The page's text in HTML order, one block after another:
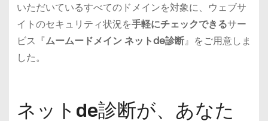
いただいているすべてのドメインを対象に、ウェブサ
イトのセキュリティ状況を手軽にチェックできるサー
ビス『ムームードメイン ネットde診断』をご用意しま
した。
ネットde診断が、あなた